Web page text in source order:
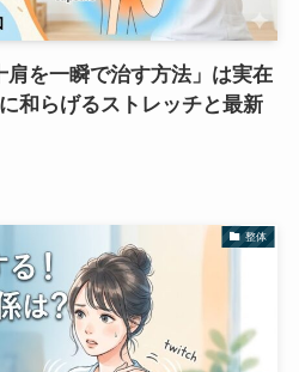
肩を一瞬で治す方法」は実在
和らげるストレッチと最新
整体